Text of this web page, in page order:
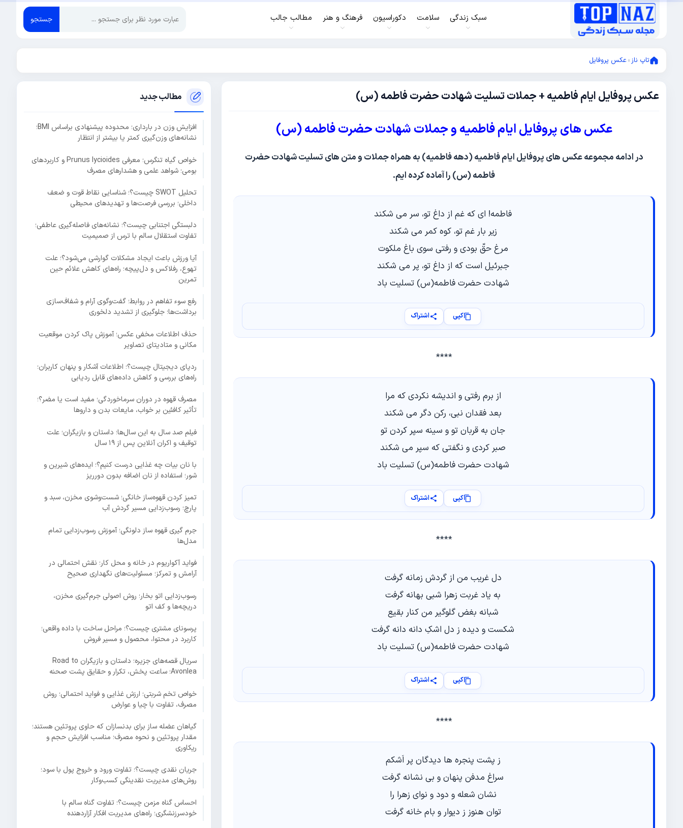
سبک زندگی سلامت دکوراسیون فرهنگ و هنر مطالب جالب جستجو
تاپ ناز»عکس پروفایل
عکس پروفایل ایام فاطمیه + جملات تسلیت شهادت حضرت فاطمه (س)
نوامبر
عکس های پروفایل ایام فاطمیه و جملات شهادت حضرت فاطمه (س)
در ادامه مجموعه عکس های پروفایل ایام فاطمیه (دهه فاطمیه) به همراه جملات و متن های تسلیت شهادت حضرت
فاطمه (س) را آماده کرده ایم.
فاطمه! ای که غم از داغ تو، سر می شکند
زیر بار غم تو، کوه کمر می شکند
مرغ حقّ بودی و رفتی سوی باغ ملکوت
جبرئیل است که از داغ تو، پر می شکند
شهادت حضرت فاطمه(س) تسلیت باد
کپی اشتراک
****
از برم رفتی و اندیشه نکردی که مرا
بعد فقدان نبی، رکن دگر می شکند
جان به قربان تو و سینه سپر کردن تو
صبر کردی و نگفتی که سپر می شکند
شهادت حضرت فاطمه(س) تسلیت باد
کپی اشتراک
****
دل غریب من از گردش زمانه گرفت
به یاد غربت زهرا شبی بهانه گرفت
شبانه بغض گلوگیر من کنار بقیع
شکست و دیده ز دل اشکِ دانه دانه گرفت
شهادت حضرت فاطمه(س) تسلیت باد
کپی اشتراک
****
ز پشت پنجره ها دیدگان پر اَشکم
سراغ مدفن پنهان و بی نشانه گرفت
نشان شعله و دود و نوای زهرا را
توان هنوز ز دیوار و بام خانه گرفت
مطالب جدید
افزایش وزن در بارداری؛ محدوده پیشنهادی براساس BMI؛
نشانه‌های وزن‌گیری کمتر یا بیشتر از انتظار
خواص گیاه تنگرس؛ معرفی Prunus lycioides و کاربردهای
بومی؛ شواهد علمی و هشدارهای مصرف
تحلیل SWOT چیست؟؛ شناسایی نقاط قوت و ضعف
داخلی؛ بررسی فرصت‌ها و تهدیدهای محیطی
دلبستگی اجتنابی چیست؟؛ نشانه‌های فاصله‌گیری عاطفی؛
تفاوت استقلال سالم با ترس از صمیمیت
آیا ورزش باعث ایجاد مشکلات گوارشی می‌شود؟؛ علت
تهوع، رفلاکس و دل‌پیچه؛ راه‌های کاهش علائم حین
تمرین
رفع سوء تفاهم در روابط؛ گفت‌وگوی آرام و شفاف‌سازی
برداشت‌ها؛ جلوگیری از تشدید دلخوری
حذف اطلاعات مخفی عکس؛ آموزش پاک کردن موقعیت
مکانی و متادیتای تصاویر
ردپای دیجیتال چیست؟؛ اطلاعات آشکار و پنهان کاربران؛
راه‌های بررسی و کاهش داده‌های قابل ردیابی
مصرف قهوه در دوران سرماخوردگی؛ مفید است یا مضر؟؛
تأثیر کافئین بر خواب، مایعات بدن و داروها
فیلم صد سال به این سال‌ها؛ داستان و بازیگران؛ علت
توقیف و اکران آنلاین پس از ۱۹ سال
با نان بیات چه غذایی درست کنیم؟؛ ایده‌های شیرین و
شور؛ استفاده از نان اضافه بدون دورریز
تمیز کردن قهوه‌ساز خانگی؛ شست‌وشوی مخزن، سبد و
پارچ؛ رسوب‌زدایی مسیر گردش آب
جرم گیری قهوه ساز دلونگی؛ آموزش رسوب‌زدایی تمام
مدل‌ها
فواید آکواریوم در خانه و محل کار؛ نقش احتمالی در
آرامش و تمرکز؛ مسئولیت‌های نگهداری صحیح
رسوب‌زدایی اتو بخار؛ روش اصولی جرم‌گیری مخزن،
دریچه‌ها و کف اتو
پرسونای مشتری چیست؟؛ مراحل ساخت با داده واقعی؛
کاربرد در محتوا، محصول و مسیر فروش
سریال قصه‌های جزیره؛ داستان و بازیگران Road to
Avonlea؛ ساعت پخش، تکرار و حقایق پشت صحنه
خواص تخم شربتی؛ ارزش غذایی و فواید احتمالی؛ روش
مصرف، تفاوت با چیا و عوارض
گیاهان عضله ساز برای بدنسازان که حاوی پروتئین هستند؛
مقدار پروتئین و نحوه مصرف؛ مناسب افزایش حجم و
ریکاوری
جریان نقدی چیست؟؛ تفاوت ورود و خروج پول با سود؛
روش‌های مدیریت نقدینگی کسب‌وکار
احساس گناه مزمن چیست؟؛ تفاوت گناه سالم با
خودسرزنشگری؛ راه‌های مدیریت افکار آزاردهنده